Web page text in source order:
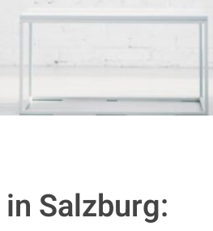
in Salzburg: